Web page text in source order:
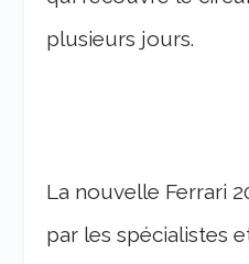
plusieurs jours.
La nouvelle Ferrari
par les spécialistes